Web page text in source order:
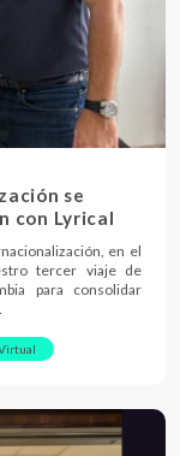
se
con Lyrical
en el
tercer viaje de
para consolidar